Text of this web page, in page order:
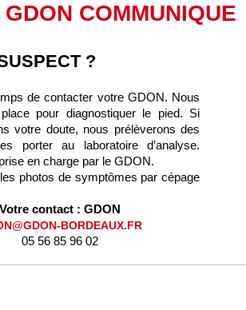
COMMUNIQUE
?
de contacter votre GDON. Nous
pour diagnostiquer le pied. Si
votre doute, nous prélèverons des
porter au laboratoire d’analyse.
en charge par le GDON.
photos de symptômes par cépage
Votre contact : GDON
BORDEAUX.FR
05 56 85 96 02